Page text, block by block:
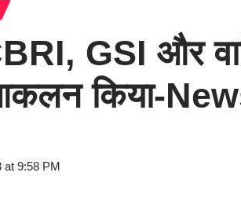
GSI और
किया-
at 9:58 PM